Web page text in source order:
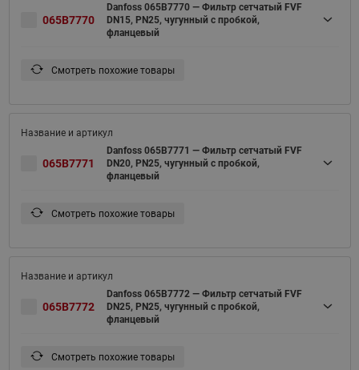
065B7770
Danfoss 065B7770 — Фильтр сетчатый FVF
DN15, PN25, чугунный с пробкой,
фланцевый
Смотреть похожие товары
065B7771
Danfoss 065B7771 — Фильтр сетчатый FVF
DN20, PN25, чугунный с пробкой,
фланцевый
Смотреть похожие товары
065B7772
Danfoss 065B7772 — Фильтр сетчатый FVF
DN25, PN25, чугунный с пробкой,
фланцевый
Смотреть похожие товары